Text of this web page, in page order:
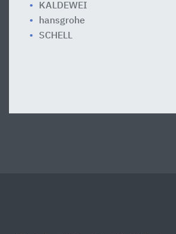
KALDEWEI
hansgrohe
SCHELL